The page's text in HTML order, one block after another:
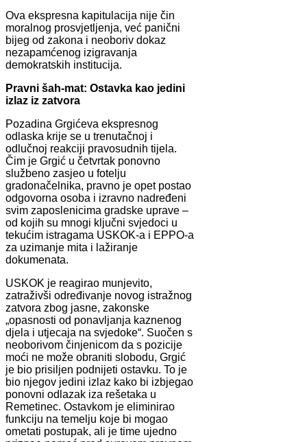
Ova ekspresna kapitulacija nije čin
moralnog prosvjetljenja, već panični
bijeg od zakona i neoboriv dokaz
nezapamćenog izigravanja
demokratskih institucija.
Pravni šah-mat: Ostavka kao jedini
izlaz iz zatvora
Pozadina Grgićeva ekspresnog
odlaska krije se u trenutačnoj i
odlučnoj reakciji pravosudnih tijela.
Čim je Grgić u četvrtak ponovno
službeno zasjeo u fotelju
gradonačelnika, pravno je opet postao
odgovorna osoba i izravno nadređeni
svim zaposlenicima gradske uprave –
od kojih su mnogi ključni svjedoci u
tekućim istragama USKOK-a i EPPO-a
za uzimanje mita i lažiranje
dokumenata.
USKOK je reagirao munjevito,
zatraživši određivanje novog istražnog
zatvora zbog jasne, zakonske
„opasnosti od ponavljanja kaznenog
djela i utjecaja na svjedoke“. Suočen s
neoborivom činjenicom da s pozicije
moći ne može obraniti slobodu, Grgić
je bio prisiljen podnijeti ostavku. To je
bio njegov jedini izlaz kako bi izbjegao
ponovni odlazak iza rešetaka u
Remetinec. Ostavkom je eliminirao
funkciju na temelju koje bi mogao
ometati postupak, ali je time ujedno